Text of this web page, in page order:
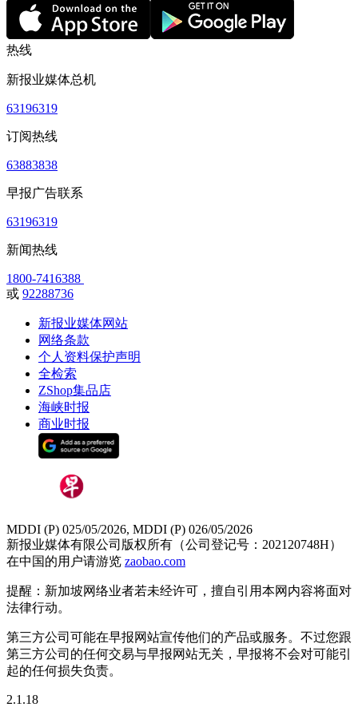
热线
新报业媒体总机
63196319
订阅热线
63883838
早报广告联系
63196319
新闻热线
1800-7416388
或 92288736
新报业媒体网站
网络条款
个人资料保护声明
全检索
ZShop集品店
海峡时报
商业时报
MDDI (P) 025/05/2026, MDDI (P) 026/05/2026
新报业媒体有限公司版权所有（公司登记号：202120748H）
在中国的用户请游览 zaobao.com
提醒：新加坡网络业者若未经许可，擅自引用本网内容将面对
法律行动。
第三方公司可能在早报网站宣传他们的产品或服务。不过您跟
第三方公司的任何交易与早报网站无关，早报将不会对可能引
起的任何损失负责。
2.1.18